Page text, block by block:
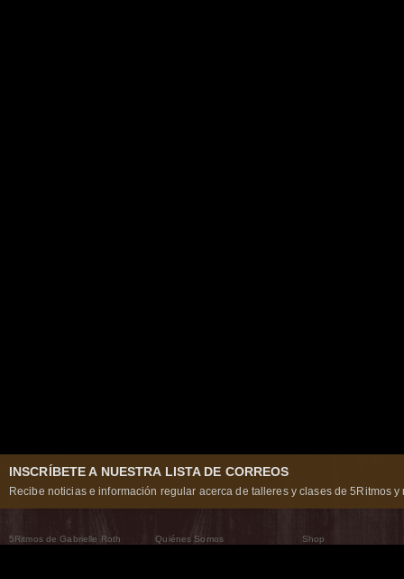
INSCRÍBETE A NUESTRA LISTA DE CORREOS
Recibe noticias e información regular acerca de talleres y clases de 5Ritmos y
5Ritmos de Gabrielle Roth
Quiénes Somos
Shop